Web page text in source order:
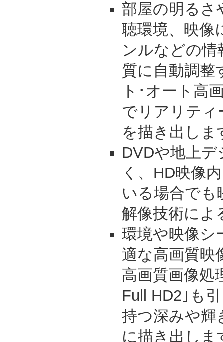
部屋の明るさ
聴環境、映像
ンルなどの情
質に自動調整
ト･オート高
でリアリティ
を描き出しま
DVDや地上
く、HD映像
いる場合でも
解像技術によ
環境や映像シ
適な高画質映
高画質画像処
Full HD2｣も
持つ深みや輝
に描き出しま